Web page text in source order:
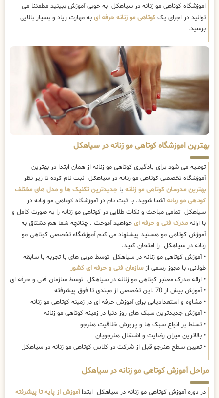
اموزشگاه کوتاهی مو زنانه در سیاهکل به خوبی آموزش ببینید مطمئنا می
توانید در اجرای یک کوتاهی مو زنانه حرفه ای به مهارت زیاد و بسیار بالایی
برسید.
بهترین اموزشگاه کوتاهی مو زنانه در سیاهکل
توصیه می شود برای یادگیری کوتاهی مو زنانه از همان ابتدا در بهترین
آموزشگاه تخصصی کوتاهی مو زنانه در سیاهکل ثبت نام کرده تا زیر نظر
بهترین مدرسان کوتاهی مو زنانه با جدیدترین تکنیک ها و مدل های مختلف
کوتاهی مو زنانهآشنا شوید. با ثبت نام در آموزشگاه کوتاهی مو زنانه در
سیاهکل تمامی مباحث و نکات طلایی در کوتاهی مو زنانه را به صورت کامل و
با ارائه مدرک فنی و حرفه ای خواهید آموخت . چنانچه شما هم مشتاق به
آموزش کوتاهی مو هستید پیشنهاد می کنم آموزشگاه تخصصی کوتاهی مو
زنانه در سیاهکل را امتحان کنید.
• آموزش کوتاهی مو زنانه در سیاهکل توسط مربی های با تجربه با سابقه
طولانی، با مجوز رسمی ازسازمان فنی و حرفه ای کشور
• ارائه مدرک معتبر کوتاهی مو زنانه در سیاهکل توسط سازمان فنی و حرفه ای
• آموزش بیش از 70 لاین تخصصی از مبتدی تا فوق پیشرفته
• مشاوه و استعدادیابی برای آموزش حرفه ای در زمینه کوتاهی مو زنانه
• آموزش جدیدترین سبک های روز دنیا در زمینه کوتاهی مو زنانه
• تسلط بر انواع سبک ها و پرورش خلاقیت هنرجو
• بالاترین میزان رضایت و اشتغال هنرجویان
• تعیین سطح هنرجو قبل از شرکت در کلاس کوتاهی مو زنانه در سیاهکل
مراحل آموزش کوتاهی مو زنانه در سیاهکل
در دوره آموزش کوتاهی مو زنانه در سیاهکل ابتداآموزش از پایه تا پیشرفته